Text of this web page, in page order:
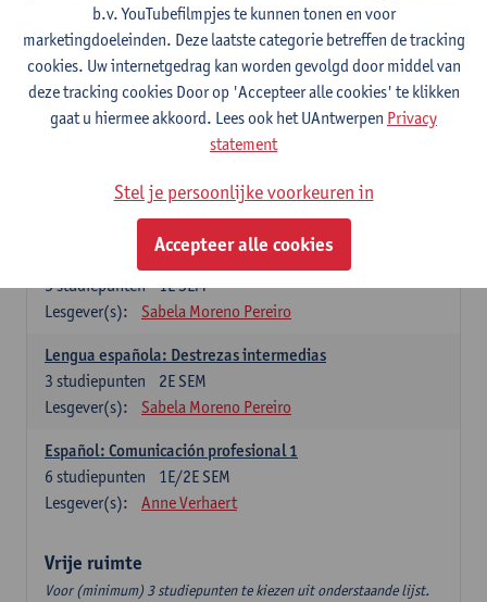
Spaans: verplichte opleidingsonderdelen
Gramática española 1
1E SEM
3studiepunten
Lesgever(s):
Anne Verhaert
2E SEM
studiepunten
Anne Verhaert
Lengua española: Destrezas básicas
1E SEM
3studiepunten
Lesgever(s):
Sabela Moreno Pereiro
Lengua española: Destrezas intermedias
2E SEM
3 studiepunten
Lesgever(s):
Sabela Moreno Pereiro
Español: Comunicación profesional 1
1E/2E SEM
6 studiepunten
Lesgever(s):
Anne Verhaert
Vrije ruimte
Voor (minimum) 3 studiepunten te kiezen uit onderstaande lijst.
b.v. YouTubefilmpjes te kunnen tonen en voor
marketingdoeleinden. Deze laatste categorie betreffen de tracking
cookies. Uw internetgedrag kan worden gevolgd door middel van
deze tracking cookies Door op 'Accepteer alle cookies' te klikken
gaat u hiermee akkoord. Lees ook het UAntwerpen Privacy
statement
Stel je persoonlijke voorkeuren in
Accepteer alle cookies